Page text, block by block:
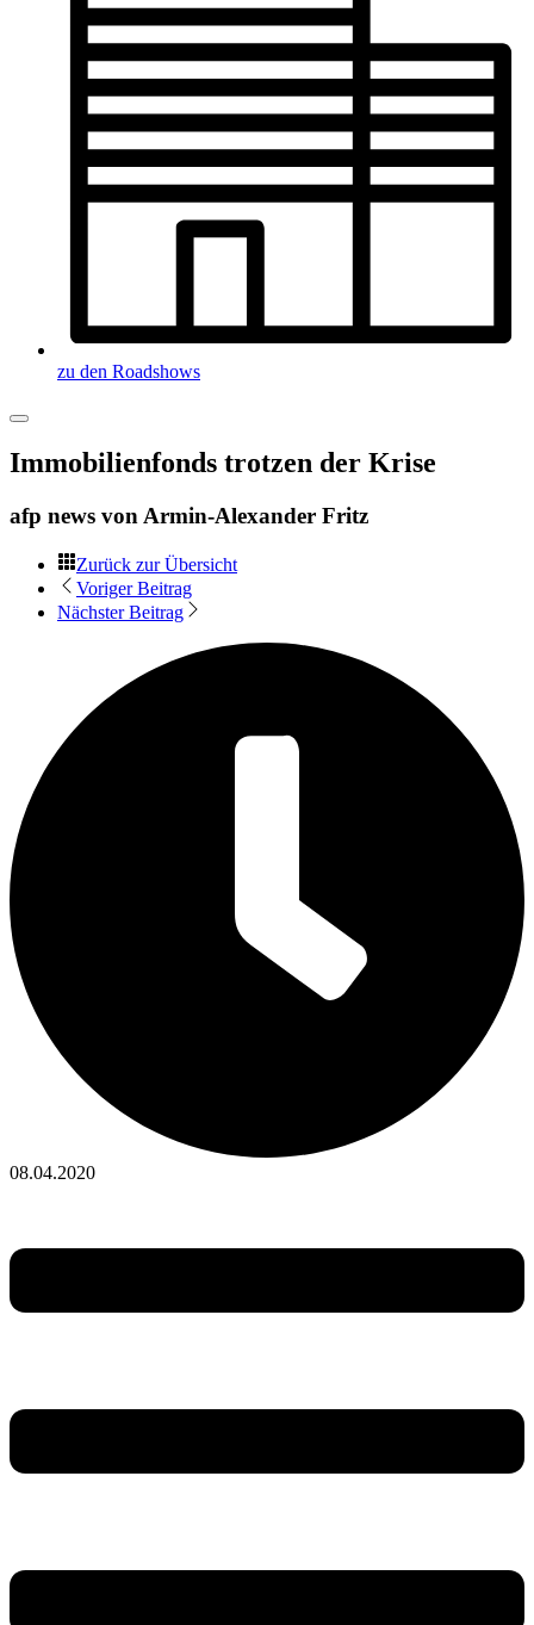
zu den Roadshows
Immobilienfonds trotzen der Krise
afp news von Armin-Alexander Fritz
Zurück zur Übersicht
Voriger Beitrag
Nächster Beitrag
08.04.2020